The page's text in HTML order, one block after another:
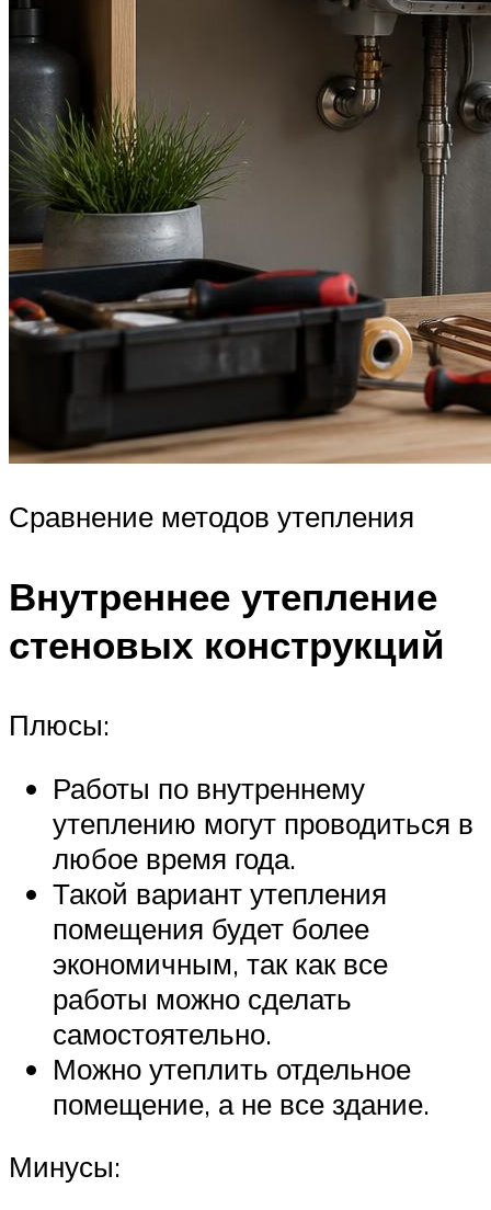
Сравнение методов утепления
Внутреннее утепление
стеновых конструкций
Плюсы:
Работы по внутреннему
утеплению могут проводиться в
любое время года.
Такой вариант утепления
помещения будет более
экономичным, так как все
работы можно сделать
самостоятельно.
Можно утеплить отдельное
помещение, а не все здание.
Минусы: